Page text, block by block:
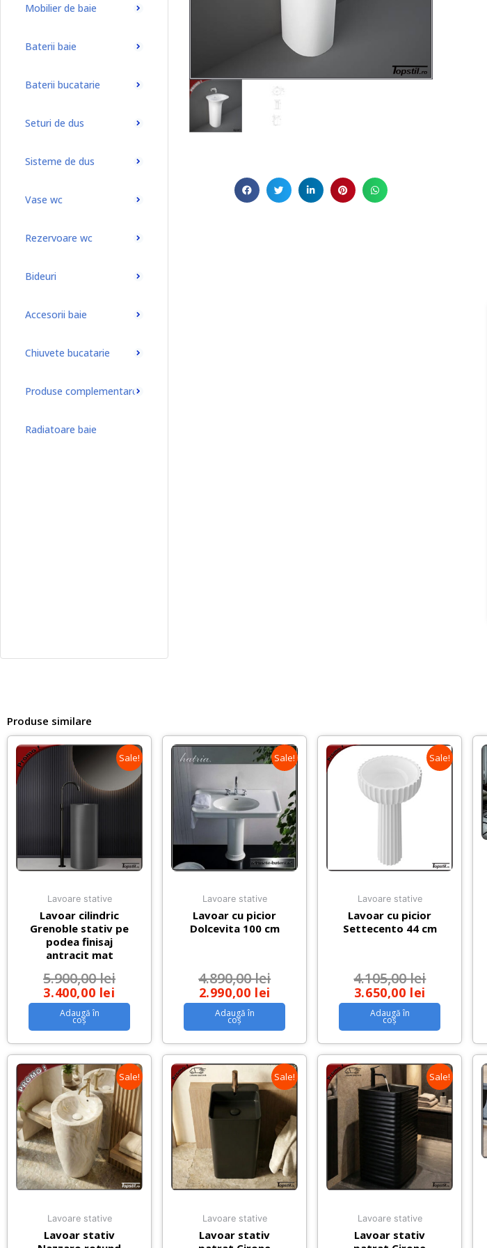
Mobilier de baie
Baterii baie
Baterii bucatarie
Seturi de dus
Sisteme de dus
Vase wc
Rezervoare wc
Bideuri
Accesorii baie
Chiuvete bucatarie
Produse complementare
Radiatoare baie
Produse similare
Sale!
Lavoare stative
Lavoar cilindric
Grenoble stativ pe
podea finisaj
antracit mat
5.900,00lei
3.400,00 lei
Adaugă în
coș
Sale!
Lavoare stative
Lavoar cu picior
Dolcevita 100 cm
4.890,00lei
2.990,00 lei
Adaugă în
coș
Sale!
Lavoare stative
Lavoar cu picior
Settecento 44 cm
4.105,00lei
3.650,00 lei
Adaugă în
coș
Sale!
Lavoare stative
Lavoar stativ
Sale!
Lavoare stative
Lavoar stativ
Sale!
Lavoare stative
Lavoar stativ